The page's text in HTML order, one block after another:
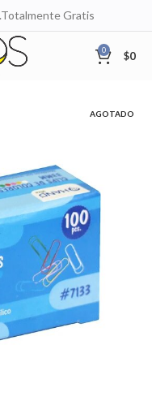
Gratis
0 $0
AGOTADO